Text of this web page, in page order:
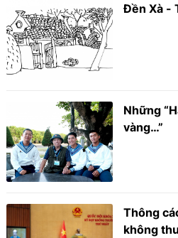
Đền Xà -
Những
vàng…”
Thông
không